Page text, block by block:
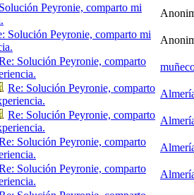
Peyronie, comparto mi
Solución Peyronie, comparto mi
Solución Peyronie, comparto
Re: Solución Peyronie, comparto
Re: Solución Peyronie, comparto
Solución Peyronie, comparto
Solución Peyronie, comparto